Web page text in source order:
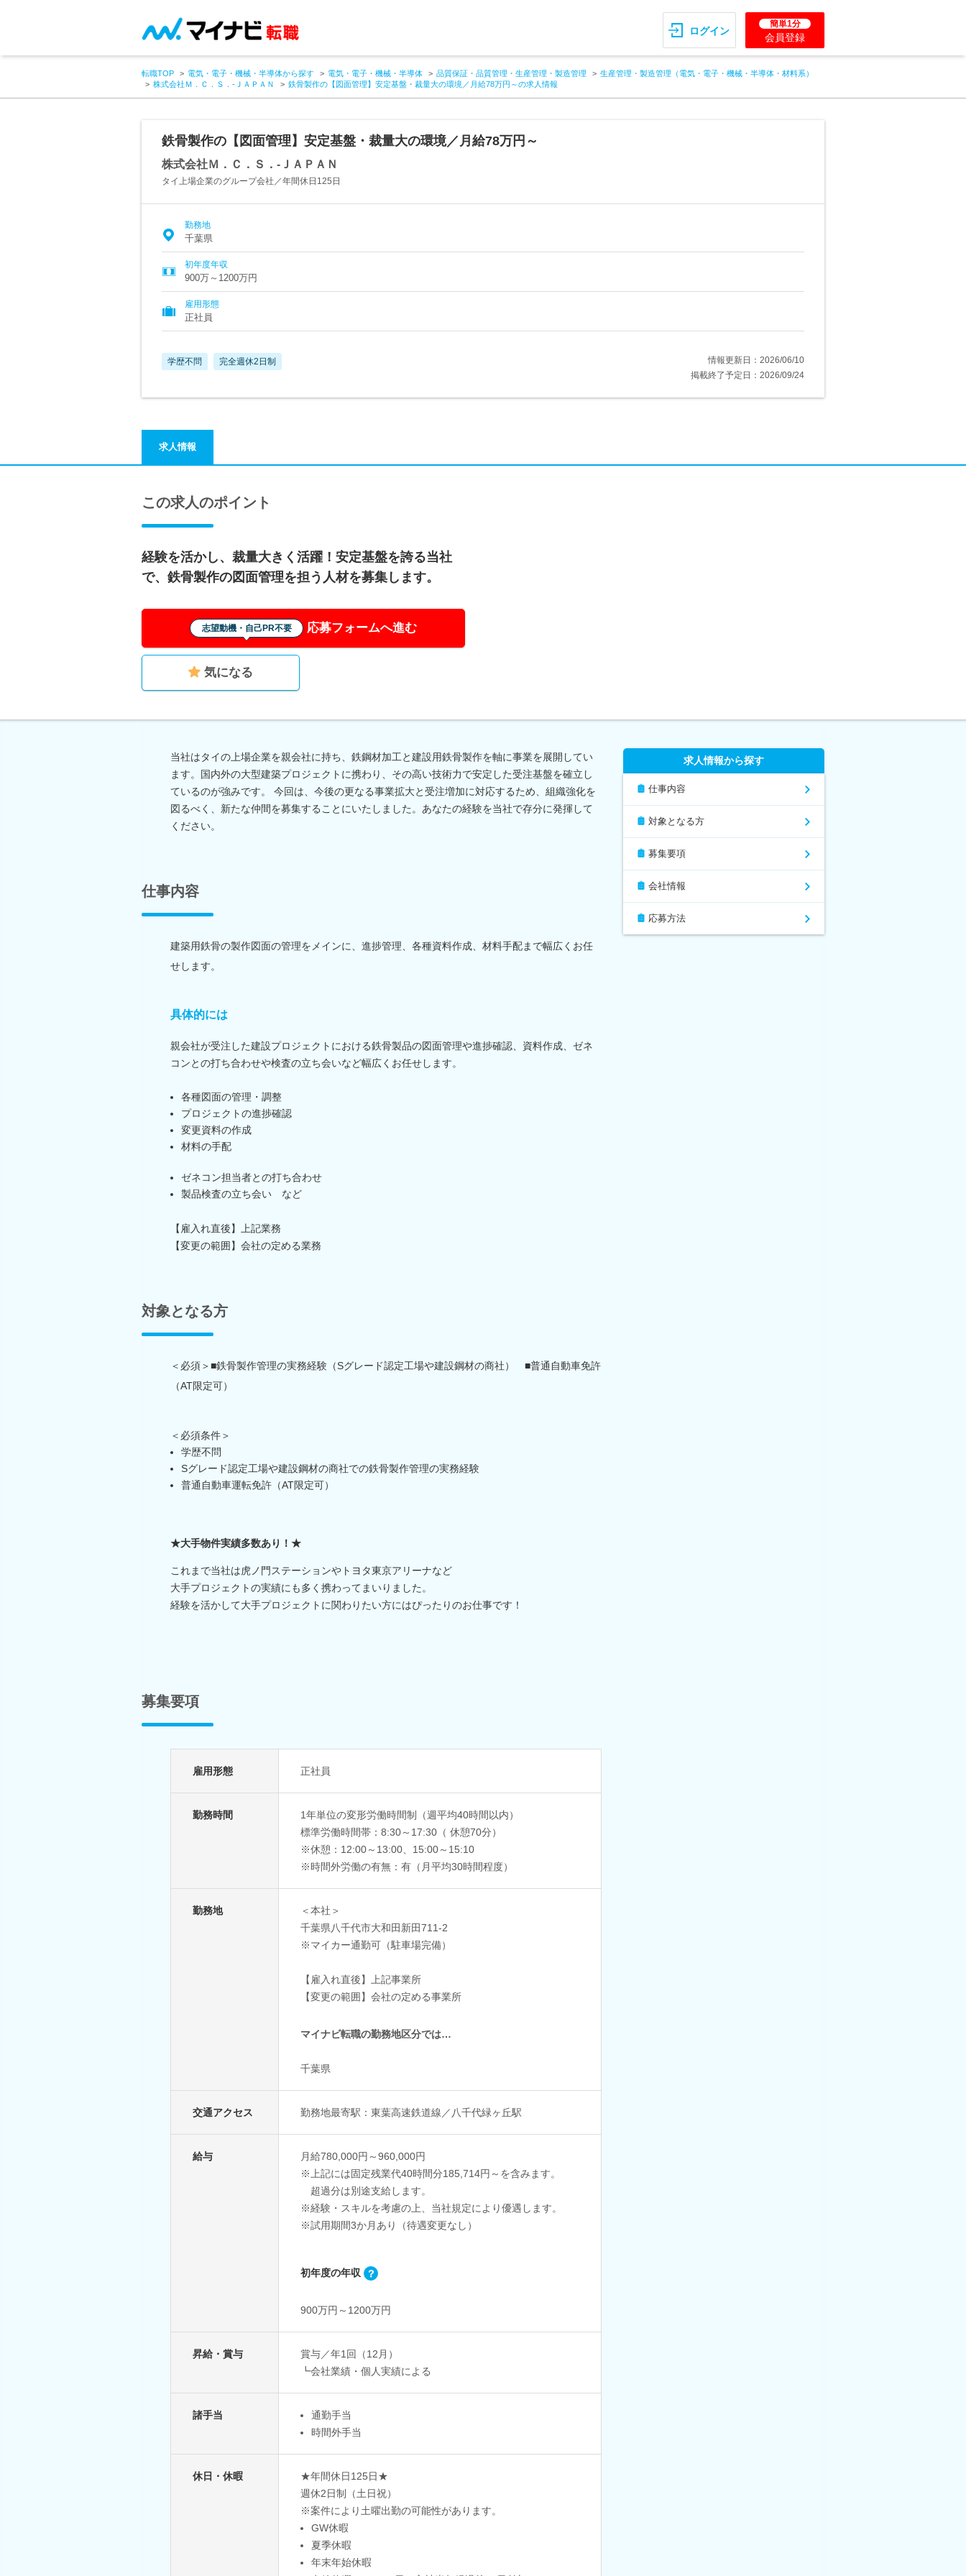
ログイン
簡単1分
会員登録
転職TOP 電気・電子・機械・半導体から探す 電気・電子・機械・半導体 品質保証・品質管理・生産管理・製造管理
生産管理・製造管理（電気・電子・機械・半導体・材料系）
株式会社Ｍ．Ｃ．Ｓ．-ＪＡＰＡＮ
鉄骨製作の【図面管理】安定基盤・裁量大の環境／月給78万円～の求人情報
鉄骨製作の【図面管理】安定基盤・裁量大の環境／月給78万円～
株式会社Ｍ．Ｃ．Ｓ．-ＪＡＰＡＮ
タイ上場企業のグループ会社／年間休日125日
勤務地
千葉県
初年度年収
900万～1200万円
雇用形態
正社員
学歴不問 完全週休2日制
情報更新日：2026/06/10
掲載終了予定日：2026/09/24
求人情報
この求人のポイント
経験を活かし、裁量大きく活躍！安定基盤を誇る当社
で、鉄骨製作の図面管理を担う人材を募集します。
志望動機・自己PR不要 応募フォームへ進む
気になる
当社はタイの上場企業を親会社に持ち、鉄鋼材加工と建設用鉄骨製作を軸に事業を展開してい
ます。国内外の大型建築プロジェクトに携わり、その高い技術力で安定した受注基盤を確立し
ているのが強みです。 今回は、今後の更なる事業拡大と受注増加に対応するため、組織強化を
図るべく、新たな仲間を募集することにいたしました。あなたの経験を当社で存分に発揮して
ください。
仕事内容
建築用鉄骨の製作図面の管理をメインに、進捗管理、各種資料作成、材料手配まで幅広くお任
せします。
具体的には
親会社が受注した建設プロジェクトにおける鉄骨製品の図面管理や進捗確認、資料作成、ゼネ
コンとの打ち合わせや検査の立ち会いなど幅広くお任せします。
各種図面の管理・調整
プロジェクトの進捗確認
変更資料の作成
材料の手配
ゼネコン担当者との打ち合わせ
製品検査の立ち会い など
【雇入れ直後】上記業務
【変更の範囲】会社の定める業務
対象となる方
＜必須＞■鉄骨製作管理の実務経験（Sグレード認定工場や建設鋼材の商社） ■普通自動車免許
（AT限定可）
＜必須条件＞
学歴不問
Sグレード認定工場や建設鋼材の商社での鉄骨製作管理の実務経験
普通自動車運転免許（AT限定可）
★大手物件実績多数あり！★
これまで当社は虎ノ門ステーションやトヨタ東京アリーナなど
大手プロジェクトの実績にも多く携わってまいりました。
経験を活かして大手プロジェクトに関わりたい方にはぴったりのお仕事です！
募集要項
雇用形態 正社員
勤務時間
1年単位の変形労働時間制（週平均40時間以内）
標準労働時間帯：8:30～17:30（ 休憩70分）
※休憩：12:00～13:00、15:00～15:10
※時間外労働の有無：有（月平均30時間程度）
勤務地
＜本社＞
千葉県八千代市大和田新田711-2
※マイカー通勤可（駐車場完備）
【雇入れ直後】上記事業所
【変更の範囲】会社の定める事業所
マイナビ転職の勤務地区分では…
千葉県
交通アクセス 勤務地最寄駅：東葉高速鉄道線／八千代緑ヶ丘駅
給与
月給780,000円～960,000円
※上記には固定残業代40時間分185,714円～を含みます。
超過分は別途支給します。
※経験・スキルを考慮の上、当社規定により優遇します。
※試用期間3か月あり（待遇変更なし）
初年度の年収
900万円～1200万円
昇給・賞与
賞与／年1回（12月）
┗会社業績・個人実績による
諸手当
通勤手当
時間外手当
休日・休暇
★年間休日125日★
週休2日制（土日祝）
※案件により土曜出勤の可能性があります。
GW休暇
夏季休暇
年末年始休暇
求人情報から探す
仕事内容
対象となる方
募集要項
会社情報
応募方法